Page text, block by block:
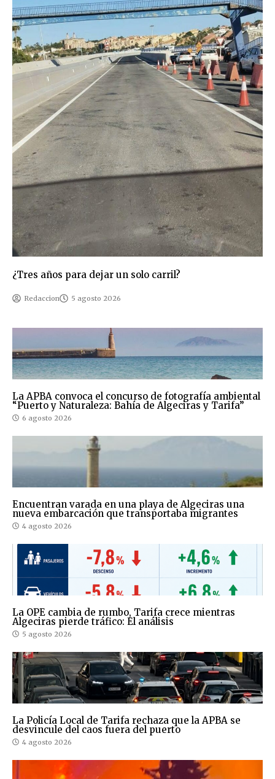
¿Tres años para dejar un solo carril?
Redaccion 5 agosto 2026
La APBA convoca el concurso de fotografía ambiental
“Puerto y Naturaleza: Bahía de Algeciras y Tarifa”
6 agosto 2026
Encuentran varada en una playa de Algeciras una
nueva embarcación que transportaba migrantes
4 agosto 2026
La OPE cambia de rumbo, Tarifa crece mientras
Algeciras pierde tráfico: El análisis
5 agosto 2026
La Policía Local de Tarifa rechaza que la APBA se
desvincule del caos fuera del puerto
4 agosto 2026